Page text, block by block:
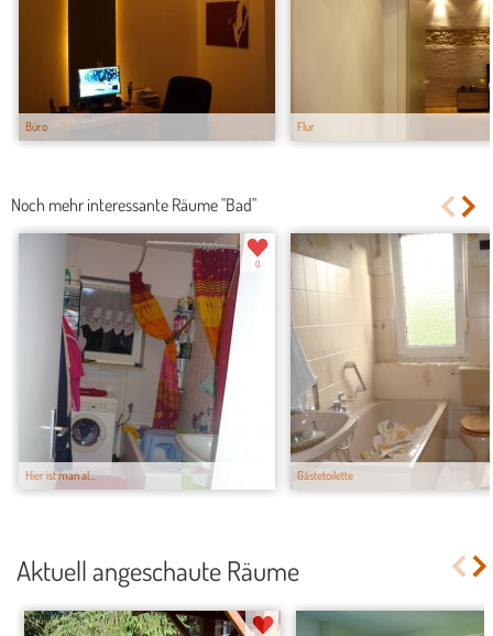
Büro Flur
Noch mehr interessante Räume "Bad"
Hier ist man al...
0
Gästetoilette
Aktuell angeschaute Räume